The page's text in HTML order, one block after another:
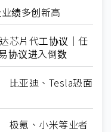
绩多创新高
芯片代工协议｜任
协议进入倒数
比亚迪、Tesla恐面
极氪、小米等业者